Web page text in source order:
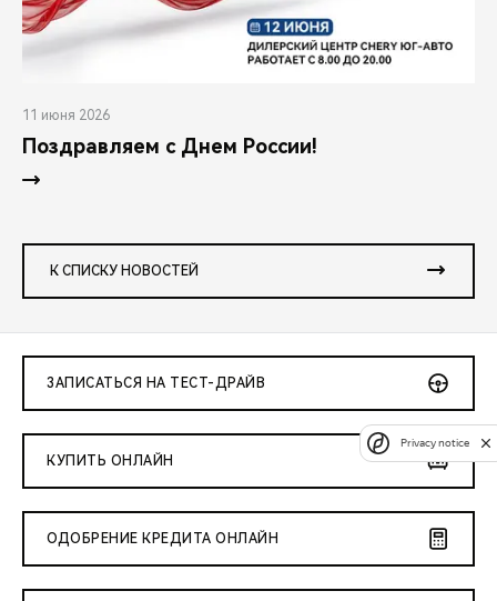
11 июня 2026
Поздравляем с Днем России!
К СПИСКУ НОВОСТЕЙ
ЗАПИСАТЬСЯ НА ТЕСТ-ДРАЙВ
КУПИТЬ ОНЛАЙН
ОДОБРЕНИЕ КРЕДИТА ОНЛАЙН
Privacy notice